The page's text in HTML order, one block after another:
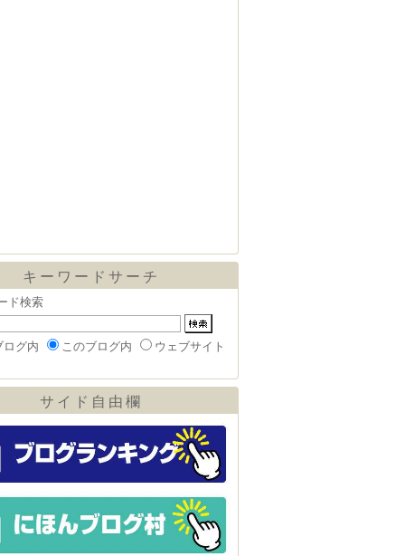
キーワードサーチ
ド検索
ログ内 このブログ内 ウェブサイト
サイド自由欄